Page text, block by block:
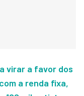
virar a favor dos
a renda fixa,